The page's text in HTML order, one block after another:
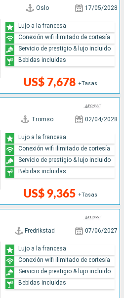
Oslo 17/05/2028
US$ 7,678 +Tasas
Lujo a la francesa
Conexión wifi ilimitado de cortesía
Servicio de prestigio & lujo incluido
Bebidas incluidas
Tromso 02/04/2028
US$ 9,365 +Tasas
Lujo a la francesa
Conexión wifi ilimitado de cortesía
Servicio de prestigio & lujo incluido
Bebidas incluidas
Fredrikstad 07/06/2027
Lujo a la francesa
Conexión wifi ilimitado de cortesía
Servicio de prestigio & lujo incluido
Bebidas incluidas